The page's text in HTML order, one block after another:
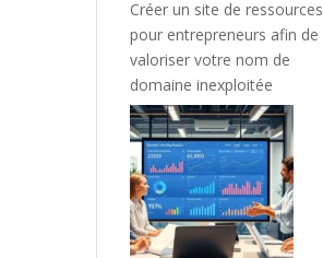
Créer un site de ressources
pour entrepreneurs afin de
valoriser votre nom de
domaine inexploitée